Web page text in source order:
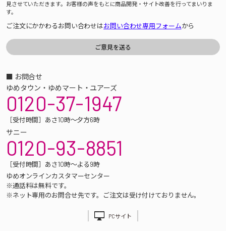
見させていただきます。お客様の声をもとに商品開発・サイト改善を行ってまいりま
す。
ご注文にかかわるお問い合わせはお問い合わせ専用フォームから
■ お問合せ
ゆめタウン・ゆめマート・ユアーズ
0120-37-1947
［受付時間］あさ10時～夕方6時
サニー
0120-93-8851
［受付時間］あさ10時～よる9時
ゆめオンラインカスタマーセンター
※通話料は無料です。
※ネット専用のお問合せ先です。ご注文は受け付けておりません。
PCサイト